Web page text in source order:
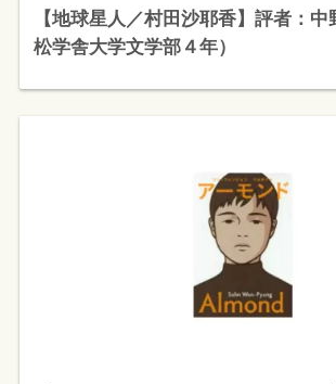
【地球星人／村田沙耶香】評者：
松学舎大学文学部４年）